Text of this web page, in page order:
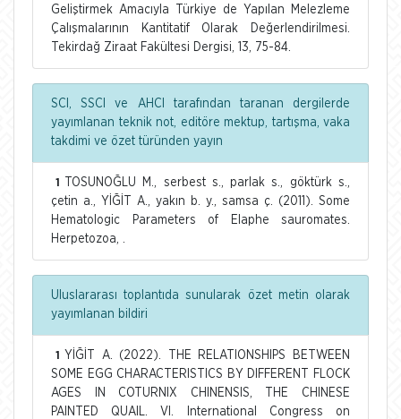
Geliştirmek Amacıyla Türkiye de Yapılan Melezleme
Çalışmalarının Kantitatif Olarak Değerlendirilmesi.
Tekirdağ Ziraat Fakültesi Dergisi, 13, 75-84.
SCI, SSCI ve AHCI tarafından taranan dergilerde
yayımlanan teknik not, editöre mektup, tartışma, vaka
takdimi ve özet türünden yayın
1
TOSUNOĞLU M., serbest s., parlak s., göktürk s.,
çetin a., YİĞİT A., yakın b. y., samsa ç. (2011). Some
Hematologic Parameters of Elaphe sauromates.
Herpetozoa, .
Uluslararası toplantıda sunularak özet metin olarak
yayımlanan bildiri
1
YİĞİT A. (2022). THE RELATIONSHIPS BETWEEN
SOME EGG CHARACTERISTICS BY DIFFERENT FLOCK
AGES IN COTURNIX CHINENSIS, THE CHINESE
PAINTED QUAIL. VI. International Congress on